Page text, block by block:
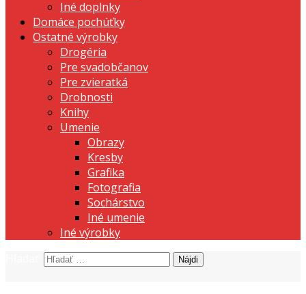
Iné doplnky
Domáce pochúťky
Ostatné výrobky
Drogéria
Pre svadobčanov
Pre zvieratká
Drobnosti
Knihy
Umenie
Obrazy
Kresby
Grafika
Fotografia
Sochárstvo
Iné umenie
Iné výrobky